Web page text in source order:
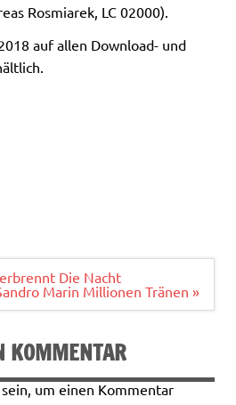
Rosmiarek, LC 02000).
auf allen Download- und
Die Nacht
Marin Millionen Tränen »
KOMMENTAR
sein, um einen Kommentar